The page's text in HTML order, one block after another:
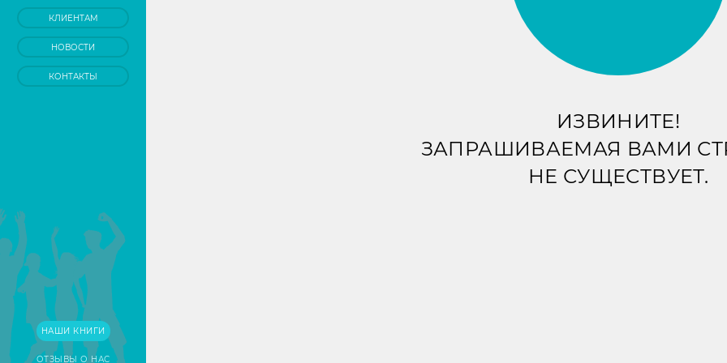
КЛИЕНТАМ
НОВОСТИ
КОНТАКТЫ
НАШИ КНИГИ
ОТЗЫВЫ О НАС
ИЗВИНИТЕ!
ЗАПРАШИВАЕМАЯ ВАМИ
НЕ СУЩЕСТВУЕТ.